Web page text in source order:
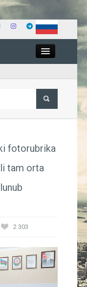
İqtisadiyyat
Güney Azərbaycan
Mədəniyyət
fotorubrika
tam orta
2 303